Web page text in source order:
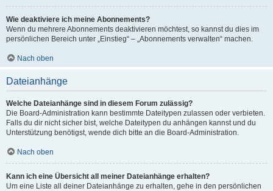
Wie deaktiviere ich meine Abonnements?
Wenn du mehrere Abonnements deaktivieren möchtest, so kannst du dies im
persönlichen Bereich unter „Einstieg“ – „Abonnements verwalten“ machen.
Nach oben
Dateianhänge
Welche Dateianhänge sind in diesem Forum zulässig?
Die Board-Administration kann bestimmte Dateitypen zulassen oder verbieten.
Falls du dir nicht sicher bist, welche Dateitypen du anhängen kannst und du
Unterstützung benötigst, wende dich bitte an die Board-Administration.
Nach oben
Kann ich eine Übersicht all meiner Dateianhänge erhalten?
Um eine Liste all deiner Dateianhänge zu erhalten, gehe in den persönlichen